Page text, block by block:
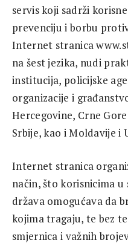
servis koji sadrži
prevenciju i borbu
Internet stranica
na šest jezika, nudi
institucija, policijske
organizacije i
Hercegovine, Crne
Srbije, kao i Moldavije i
Internet stranica
način, što korisnicima
država omogućava da
kojima tragaju, te bez
smjernica i važnih